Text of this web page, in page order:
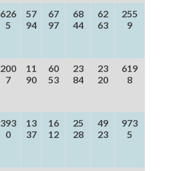
626
5
57
94
67
97
68
44
62
63
255
9
200
7
11
90
60
53
23
84
23
20
619
8
393
0
13
37
16
12
25
28
49
23
973
5